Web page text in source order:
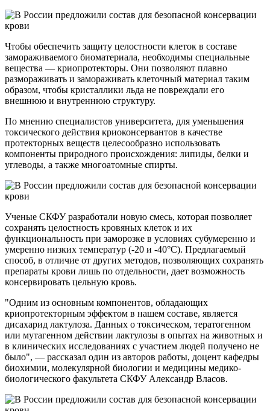
Чтобы обеспечить защиту целостности клеток в составе
замораживаемого биоматериала, необходимы специальные
вещества — криопротекторы. Они позволяют плавно
размораживать и замораживать клеточный материал таким
образом, чтобы кристаллики льда не повреждали его
внешнюю и внутреннюю структуру.
По мнению специалистов университета, для уменьшения
токсического действия криоконсервантов в качестве
протекторных веществ целесообразно использовать
компоненты природного происхождения: липиды, белки и
углеводы, а также многоатомные спирты.
Ученые СКФУ разработали новую смесь, которая позволяет
сохранять целостность кровяных клеток и их
функциональность при заморозке в условиях субумеренно и
умеренно низких температур (-20 и -40°С). Предлагаемый
способ, в отличие от других методов, позволяющих сохранять
препараты крови лишь по отдельности, дает возможность
консервировать цельную кровь.
"Одним из основным компонентов, обладающих
криопротекторным эффектом в нашем составе, является
дисахарид лактулоза. Данных о токсическом, тератогенном
или мутагенном действии лактулозы в опытах на животных и
в клинических исследованиях с участием людей получено не
было", — рассказал один из авторов работы, доцент кафедры
биохимии, молекулярной биологии и медицины медико-
биологического факультета СКФУ Александр Власов.